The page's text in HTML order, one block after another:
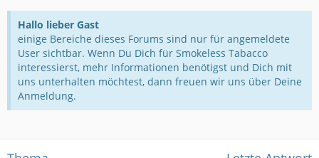
Hallo lieber Gast
einige Bereiche dieses Forums sind nur für angemeldete
User sichtbar. Wenn Du Dich für Smokeless Tabacco
interessierst, mehr Informationen benötigst und Dich mit
uns unterhalten möchtest, dann freuen wir uns über Deine
Anmeldung.